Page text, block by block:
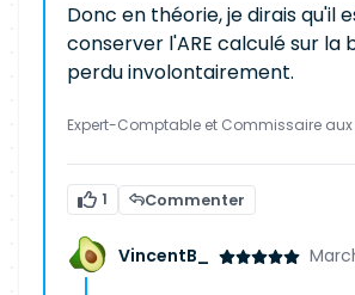
Donc en théorie, je dirais qu'il
conserver l'ARE calculé sur la
perdu involontairement.
Expert-Comptable et Commissaire
1 Commenter
VincentB_